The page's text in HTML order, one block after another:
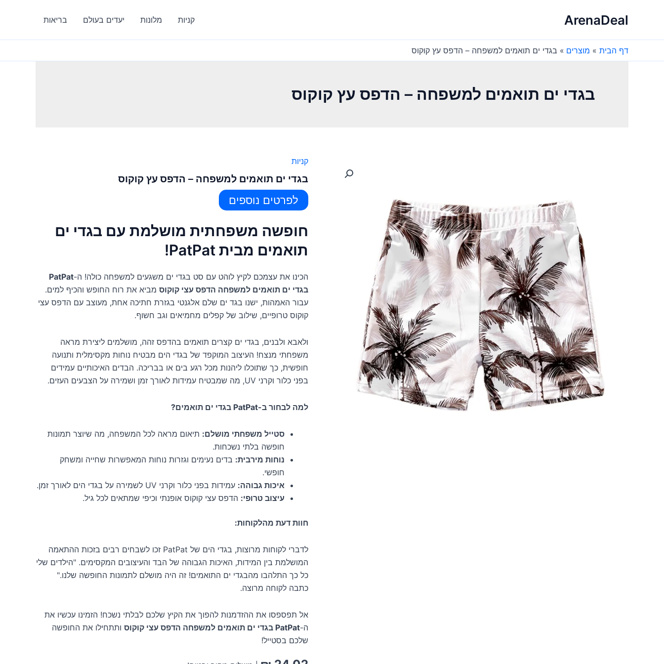
ArenaDeal קניות מלונות יעדים בעולם בריאות
דף הבית מוצרים בגדי ים תואמים למשפחה – הדפס עץ קוקוס
בגדי ים תואמים למשפחה – הדפס עץ קוקוס
קניות
בגדי ים תואמים למשפחה – הדפס עץ קוקוס
לפרטים נוספים
חופשה משפחתית מושלמת עם בגדי ים
תואמים מבית PatPat!
הכינו את עצמכם לקיץ לוהט עם סט בגדי ים משגעים למשפחה כולה! ה-PatPat
בגדי ים תואמים למשפחה הדפס עצי קוקוס מביא את רוח החופש והכיף למים.
עבור האמהות, ישנו בגד ים שלם אלגנטי בגזרת חתיכה אחת, מעוצב עם הדפס עצי
קוקוס טרופיים, שילוב של קפלים מחמיאים וגב חשוף.
ולאבא ולבנים, בגדי ים קצרים תואמים בהדפס זהה, מושלמים ליצירת מראה
משפחתי מנצח! העיצוב המוקפד של בגדי הים מבטיח נוחות מקסימלית ותנועה
חופשית, כך שתוכלו ליהנות מכל רגע בים או בבריכה. הבדים האיכותיים עמידים
בפני כלור וקרני UV, מה שמבטיח עמידות לאורך זמן ושמירה על הצבעים העזים.
למה לבחור ב-PatPat בגדי ים תואמים?
סטייל משפחתי מושלם: תיאום מראה לכל המשפחה, מה שיוצר תמונות
חופשה בלתי נשכחות.
נוחות מירבית: בדים נעימים וגזרות נוחות המאפשרות שחייה ומשחק
חופשי.
איכות גבוהה: עמידות בפני כלור וקרני UV לשמירה על בגדי הים לאורך זמן.
עיצוב טרופי: הדפס עצי קוקוס אופנתי וכיפי שמתאים לכל גיל.
חוות דעת מהלקוחות:
לדברי לקוחות מרוצות, בגדי הים של PatPat זכו לשבחים רבים בזכות ההתאמה
המושלמת בין המידות, האיכות הגבוהה של הבד והעיצובים המקסימים. "הילדים שלי
כל כך התלהבו מהבגדי ים התואמים! זה היה מושלם לתמונות החופשה שלנו."
כתבה לקוחה מרוצה.
אל תפספסו את ההזדמנות להפוך את הקיץ שלכם לבלתי נשכח! הזמינו עכשיו את
ה-PatPat בגדי ים תואמים למשפחה הדפס עצי קוקוס
ותתחילו את החופשה
שלכם בסטייל!